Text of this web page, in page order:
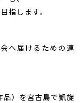
指します。
へ届けるための連
）を宮古島で凱旋